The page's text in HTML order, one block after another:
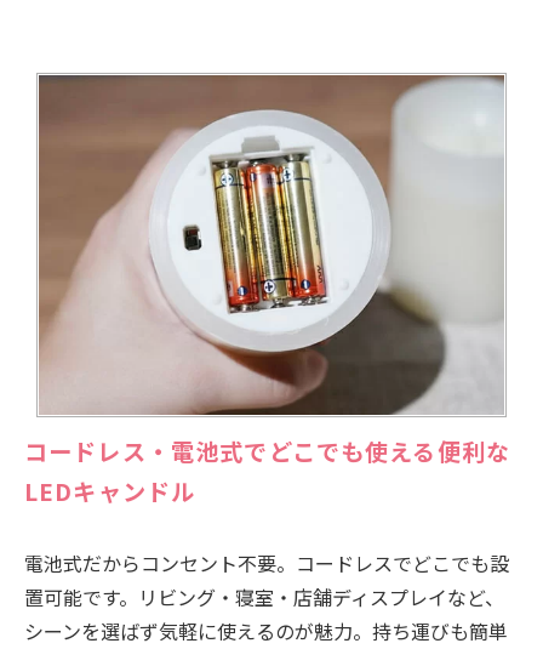
コードレス・電池式でどこでも使える便利な
LEDキャンドル
電池式だからコンセント不要。コードレスでどこでも設
置可能です。リビング・寝室・店舗ディスプレイなど、
シーンを選ばず気軽に使えるのが魅力。持ち運びも簡単